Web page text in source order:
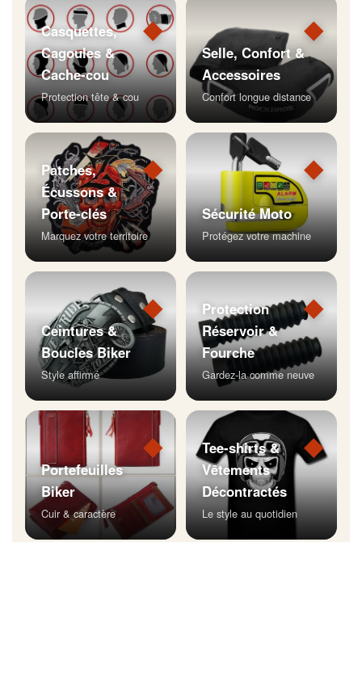
◆
Casquettes,
Cagoules &
Cache-cou
Protection tête & cou
◆
Selle, Confort &
Accessoires
Confort longue distance
◆
Patches,
Écussons &
Porte-clés
Marquez votre territoire
◆
Sécurité Moto
Protégez votre machine
◆
Ceintures &
Boucles Biker
Style affirmé
◆
Protection
Réservoir &
Fourche
Gardez-la comme neuve
◆
Portefeuilles
Biker
Cuir & caractère
◆
Tee-shirts &
Vêtements
Décontractés
Le style au quotidien